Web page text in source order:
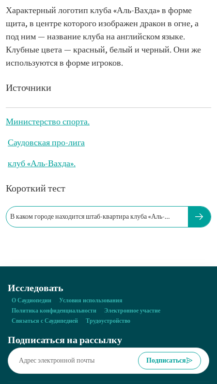
Характерный логотип клуба «Аль-Вахда» в форме
щита, в центре которого изображен дракон в огне, а
под ним — название клуба на английском языке.
Клубные цвета — красный, белый и черный. Они же
используются в форме игроков.
Источники
Министерство спорта.
Саудовская про-лига
клуб «Аль-Вахда».
Короткий тест
В каком городе находится штаб-квартира клуба «Аль-
Исследовать
О Саудиопедии
Условия использования
Политика конфиденциальности
Электронное участие
Связаться с Саудипедией
Трудоустройство
Подписаться на рассылку
Подписаться